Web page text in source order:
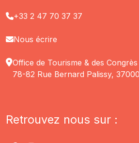
+33 2 47 70 37 37
Nous écrire
Office de Tourisme & des
78-82 Rue Bernard Palissy,
Retrouvez nous sur :